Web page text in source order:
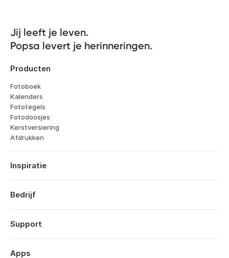
Jij leeft je leven.
Popsa levert je herinneringen.
Producten
Fotoboek
Kalenders
Fototegels
Fotodoosjes
Kerstversiering
Afdrukken
Inspiratie
Reizen
Bruiloften
Jubileums
Valentijnsdag
Bedrijf
Over
Kenmerken
Affiliates
Support
Inloggen
Bestelhistorie
Apps